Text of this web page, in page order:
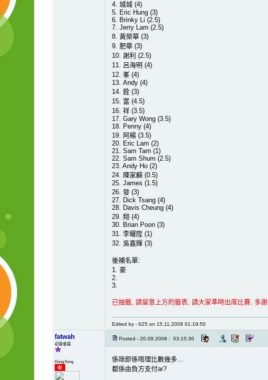
4. 城城 (4)
5. Eric Hung (3)
6. Brinky Li (2.5)
7. Jerry Lam (2.5)
8. 黃榮華 (3)
9. 肥華 (3)
10. 謝利 (2.5)
11. 呂海明 (4)
12. 峯 (4)
13. Andy (4)
14. 銓 (3)
15. 富 (4.5)
16. 祥 (3.5)
17. Gary Wong (3.5)
18. Penny (4)
19. 阿楊 (3.5)
20. Eric Lam (2)
21. Sam Tam (1)
22. Sam Shum (2.5)
23. Andy Ho (2)
24. 陳家麟 (0.5)
25. James (1.5)
26. 發 (3)
27. Dick Tsang (4)
28. Davis Cheung (4)
29. 翔 (4)
30. Brian Poon (3)
31. 李耀陞 (1)
32. 吳嘉輝 (3)
後補名單:
1. 豪
2.
3.
已抽籤, 請留意上方的籤表, 請大家準時出席比賽, 多謝
Edited by - 625 on 15.11.2008 01:19:50
fatwah
初青會員
Hong Kong
Posted - 20.09.2008 : 03:15:30
係咪即係唔理比數幾多...
都係由負方支付ar?